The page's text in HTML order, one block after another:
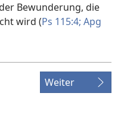
Bewunderung, die
wird (Ps 115:4; Apg
Weiter